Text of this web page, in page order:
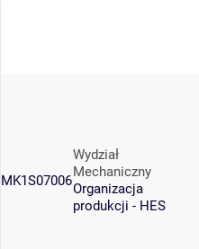
MK1S07006
Wydział
Mechaniczny
Organizacja
produkcji - HES